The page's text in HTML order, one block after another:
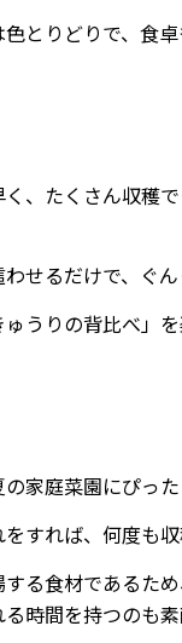
とりどりで、食卓
、たくさん収穫
せるだけで、ぐん
うりの背比べ」
家庭菜園にぴった
すれば、何度も収
る食材であるた
時間を持つのも素